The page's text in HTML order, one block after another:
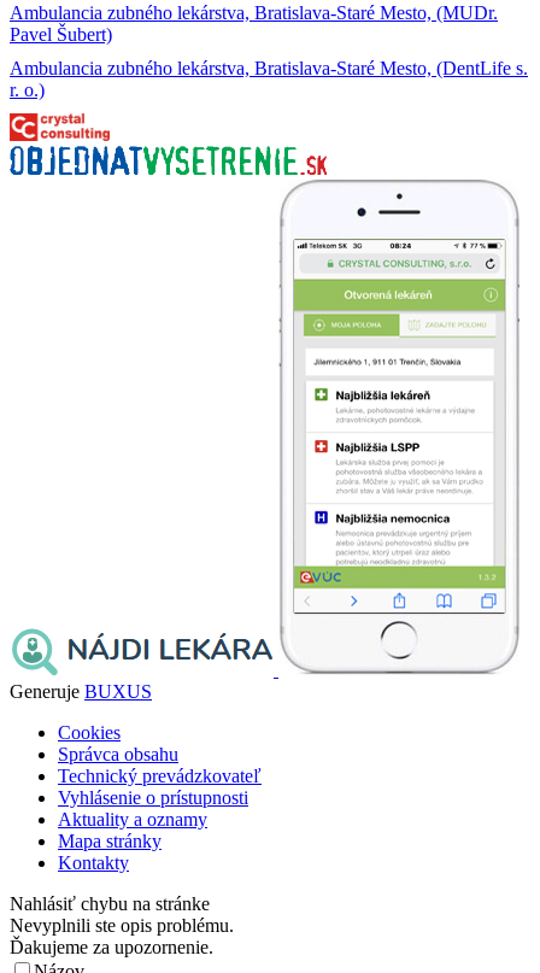
Ambulancia zubného lekárstva, Bratislava-Staré Mesto, (MUDr.
Pavel Šubert)
Ambulancia zubného lekárstva, Bratislava-Staré Mesto, (DentLife s.
r. o.)
Generuje BUXUS
Cookies
Správca obsahu
Technický prevádzkovateľ
Vyhlásenie o prístupnosti
Aktuality a oznamy
Mapa stránky
Kontakty
Nahlásiť chybu na stránke
Nevyplnili ste opis problému.
Ďakujeme za upozornenie.